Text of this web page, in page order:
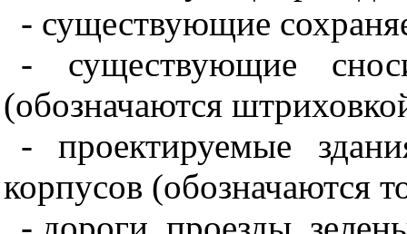
- существующие
- существующие
(обозначаются
- проектируемые
корпусов (обозначаются